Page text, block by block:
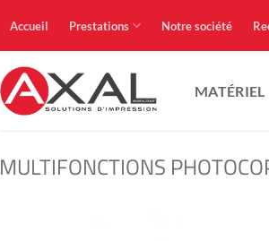
Accueil Prestations Notre société
MATÉRIEL
MULTIFONCTIONS